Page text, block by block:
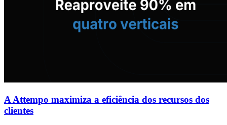
A Attempo maximiza a eficiência dos recursos dos
clientes